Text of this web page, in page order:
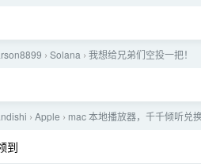
› Solana › 我想给兄弟们空投一把！
› Apple › mac 本地播放器，千千倾听兑
到